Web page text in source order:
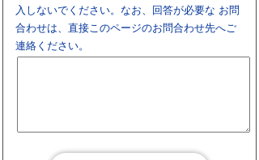
入しないでください。なお、回答が必要な お問
合わせは、直接このページのお問合わせ先へご
連絡ください。